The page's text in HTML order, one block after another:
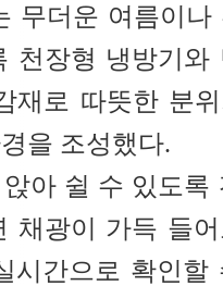
무더운 여름이
천장형 냉방기
재로 따뜻한 분
을 조성했다.
아 쉴 수 있도록
채광이 가득 들
시간으로 확인